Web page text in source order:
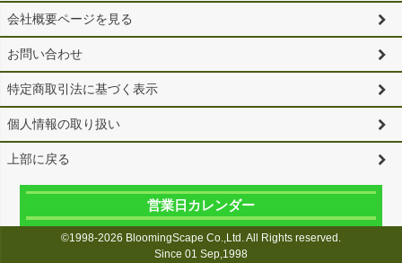
会社概要ページを見る
お問い合わせ
特定商取引法に基づく表示
個人情報の取り扱い
上部に戻る
営業日カレンダー
©1998-2026 BloomingScape Co.,Ltd. All Rights reserved.
Since 01 Sep,1998